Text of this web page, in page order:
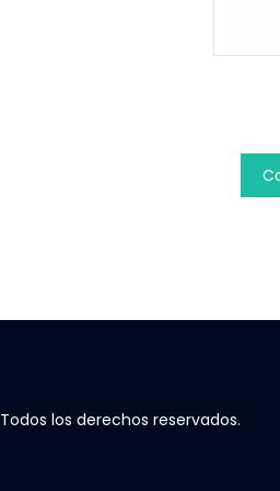
Todos los derechos reservados.